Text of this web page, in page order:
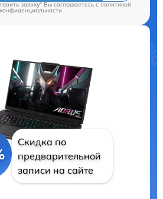
заявку" Вы соглашаетесь c политикой
конфиденциальности
Скидка по
предварительной
записи на сайте